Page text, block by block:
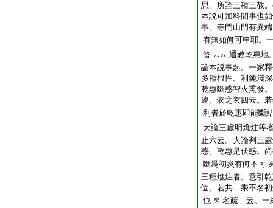
思。所詮三種三教
本説可加料間事也
事。寺門山門有異
有無如何可申耶。
答 云云 通教乾惠地
論本説事起。一家
多種根性。利鈍淺
乾惠斷惑智火熏發
違。依之玄四云。
利者於乾惠即能斷
大論三處明燋炷等
止六云。大論判三
惑。乾惠是伏惑。
斷爲初炎有何不可
三種燋炷者。意引
位。若共二乘不名
也 矣 名疏二云。一